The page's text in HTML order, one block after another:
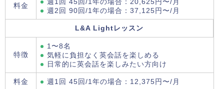
料金
週2回 90回/1年の場合：37,125円〜/月
L&A Lightレッスン
特徴
1〜8名
気軽に負担なく英会話を楽しめる
日常的に英会話を楽しみたい方向け
料金 週1回 45回/1年の場合：12,375円〜/月